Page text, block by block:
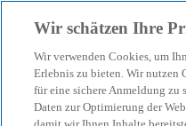
menu search
Wir schätzen Ihre
Wir verwenden Cookies, um
Erlebnis zu bieten. Wir nutzen
für eine sichere Anmeldung zu
Daten zur Optimierung der